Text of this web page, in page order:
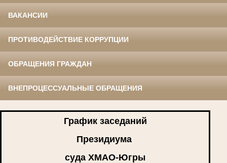
ВАКАНСИИ
ПРОТИВОДЕЙСТВИЕ КОРРУПЦИИ
ОБРАЩЕНИЯ ГРАЖДАН
ВНЕПРОЦЕССУАЛЬНЫЕ ОБРАЩЕНИЯ
График заседаний
Президиума
суда ХМАО-Югры